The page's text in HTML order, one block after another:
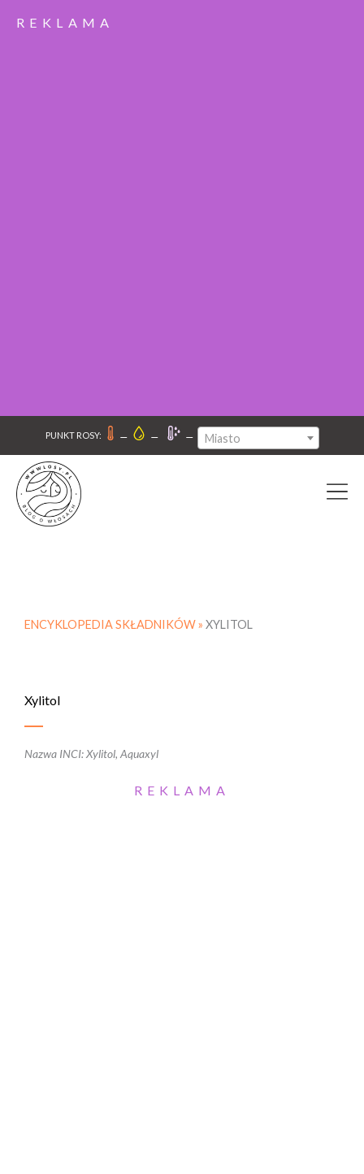
REKLAMA
PUNKT ROSY: – – – Miasto
ENCYKLOPEDIA SKŁADNIKÓW » XYLITOL
Xylitol
Nazwa INCI: Xylitol, Aquaxyl
REKLAMA